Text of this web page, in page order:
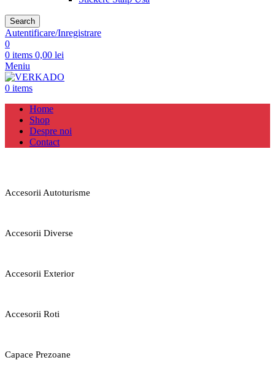
Search
Autentificare/Inregistrare
0
0 items 0,00 lei
Meniu
0 items
Home
Shop
Despre noi
Contact
Accesorii Autoturisme
Accesorii Diverse
Accesorii Exterior
Accesorii Roti
Capace Prezoane